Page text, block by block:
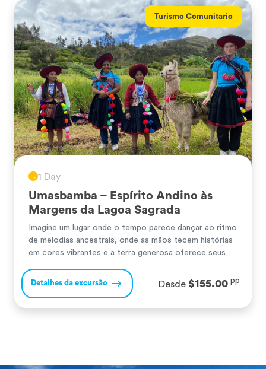
Turismo Comunitario
1 Day
Umasbamba – Espírito Andino às
Margens da Lagoa Sagrada
Imagine um lugar onde o tempo parece dançar ao ritmo
de melodias ancestrais, onde as mãos tecem histórias
em cores vibrantes e a terra generosa oferece seus
tesouro escondido no coração do Vale Sagrado dos
Incas, no pitoresco distrito de Chinchero. Às margens
Detalhes da excursão Desde $155.00 pp